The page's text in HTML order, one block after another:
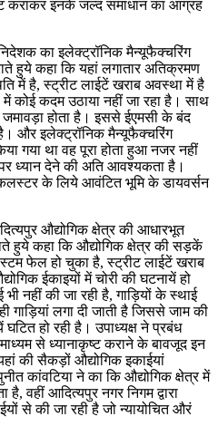
कराकर इनके जल्द समाधान का आग्रह
का इलेक्ट्रॉनिक मैन्यूफैक्चरिंग
हुये कहा कि यहां लगातार अतिक्रमण
में है, स्ट्रीट लाईटें खराब अवस्था में है
कोई कदम उठाया नहीं जा रहा है। साथ
होता है। इससे ईएमसी के बंद
और इलेक्ट्रॉनिक मैन्यूफैक्चरिंग
गया था वह पूरा होता हुआ नजर नहीं
ध्यान देने की अति आवश्यकता है।
कलस्टर के लिये आवंटित भूमि के डायवर्सन
औद्योगिक क्षेत्र की आधारभूत
हुये कहा कि औद्योगिक क्षेत्र की सड़कें
फेल हो चुका है, स्ट्रीट लाईटें खराब
ईकाइयों में चोरी की घटनायें हो
नहीं की जा रही है, गाड़ियों के स्थाई
गाड़ियां लगा दी जाती है जिससे जाम की
घटित हो रही है। उपाध्यक्ष ने प्रबंध
से ध्यानाकृष्ट कराने के बावजूद इन
की सैकड़ों औद्योगिक इकाईयां
कांवटिया ने का कि औद्योगिक क्षेत्र में
वहीं आदित्यपुर नगर निगम द्वारा
से की जा रही है जो न्यायोचित औरं